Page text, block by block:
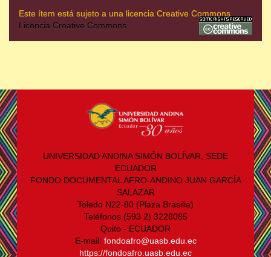
Este ítem está sujeto a una licencia Creative Commons
Licencia Creative Commons
UNIVERSIDAD ANDINA SIMÓN BOLÍVAR, SEDE
ECUADOR
FONDO DOCUMENTAL AFRO-ANDINO JUAN GARCÍA
SALAZAR
Toledo N22-80 (Plaza Brasilia)
Teléfonos (593 2) 3228085
Quito - ECUADOR
E-mail: fondoafro@uasb.edu.ec
https://fondoafro.uasb.edu.ec